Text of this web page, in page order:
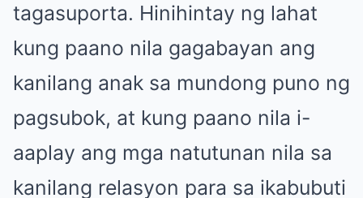
tagasuporta. Hinihintay ng lahat
kung paano nila gagabayan ang
kanilang anak sa mundong puno ng
pagsubok, at kung paano nila i-
aaplay ang mga natutunan nila sa
kanilang relasyon para sa ikabubuti